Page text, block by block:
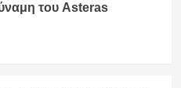
του Asteras